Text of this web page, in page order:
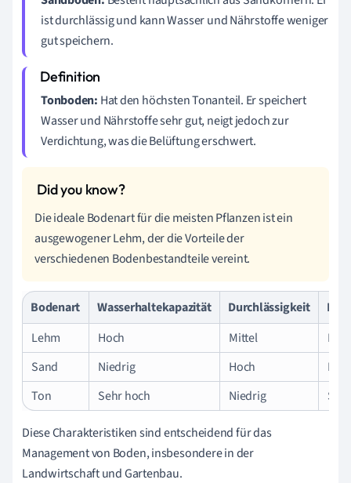
ist durchlässig und kann Wasser und Nährstoffe weniger
gut speichern.
Tonboden: Hat den höchsten Tonanteil. Er speichert
Wasser und Nährstoffe sehr gut, neigt jedoch zur
Verdichtung, was die Belüftung erschwert.
Die ideale Bodenart für die meisten Pflanzen ist ein
ausgewogener Lehm, der die Vorteile der
verschiedenen Bodenbestandteile vereint.
Bodenart Wasserhaltekapazität Durchlässigkeit
Lehm
Hoch Mittel
Sand
Niedrig Hoch
Ton
Sehr hoch Niedrig
Diese Charakteristiken sind entscheidend für das
Management von Boden, insbesondere in der
Landwirtschaft und Gartenbau.